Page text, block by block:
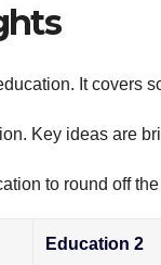
It covers
Key ideas are
to round off
Education 2